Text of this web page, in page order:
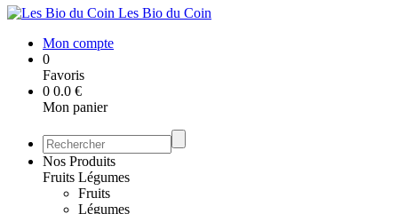
Les Bio du Coin
Mon compte
0
Favoris
0 0.0 €
Mon panier
Nos Produits
Fruits Légumes
Fruits
Légumes